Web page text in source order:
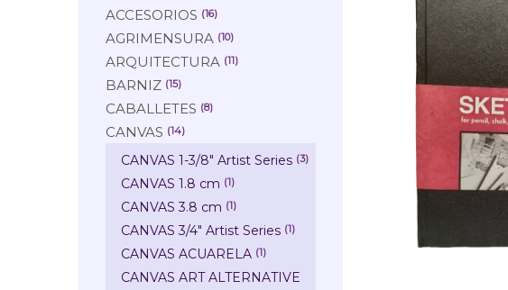
ACCESORIOS (16)
AGRIMENSURA (10)
ARQUITECTURA (11)
BARNIZ (15)
CABALLETES (8)
CANVAS (14)
CANVAS 1-3/8" Artist Series (3)
CANVAS 1.8 cm (1)
CANVAS 3.8 cm (1)
CANVAS 3/4" Artist Series (1)
CANVAS ACUARELA (1)
CANVAS ART ALTERNATIVE